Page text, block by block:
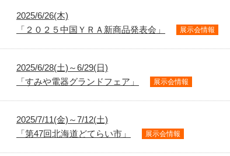
2025/6/26(木)
「２０２５中国ＹＲＡ新商品発表会」
展示会情報
2025/6/28(土)～6/29(日)
「すみや電器グランドフェア」
展示会情報
2025/7/11(金)～7/12(土)
「第47回北海道どてらい市」
展示会情報